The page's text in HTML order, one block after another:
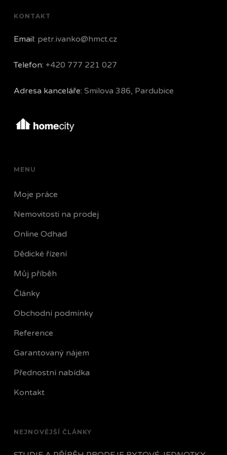
KONTAKT
Email: petr.ivanko@hmct.cz
Telefon: +420 777 221 027
Adresa kanceláře: Smilova 386, Pardubice
MENU
Moje práce
Nemovitosti na prodej
Online Odhad
Dědické řízení
Můj příběh
Články
Obchodní podmínky
Reference
Garantovaný nájem
Přednostní nabídka
Kontakt
NEJNOVĚJŠÍ ČLÁNKY